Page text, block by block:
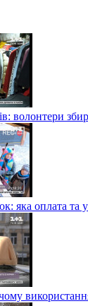
волонтери
яка оплата та